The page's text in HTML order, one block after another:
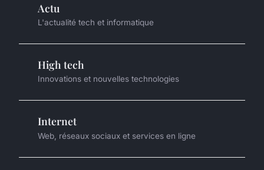
Actu
L'actualité tech et informatique
High tech
Innovations et nouvelles technologies
Internet
Web, réseaux sociaux et services en ligne